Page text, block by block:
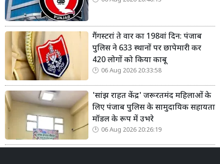
गैंगस्टरां ते वार का 198वां दिन: पंजाब
पुलिस ने 633 स्थानों पर छापेमारी कर
420 लोगों को किया काबू
06 Aug 2026 20:33:58
'सांझ राहत केंद्र' जरूरतमंद महिलाओं के
लिए पंजाब पुलिस के सामुदायिक सहायता
मॉडल के रूप में उभरे
06 Aug 2026 20:26:19